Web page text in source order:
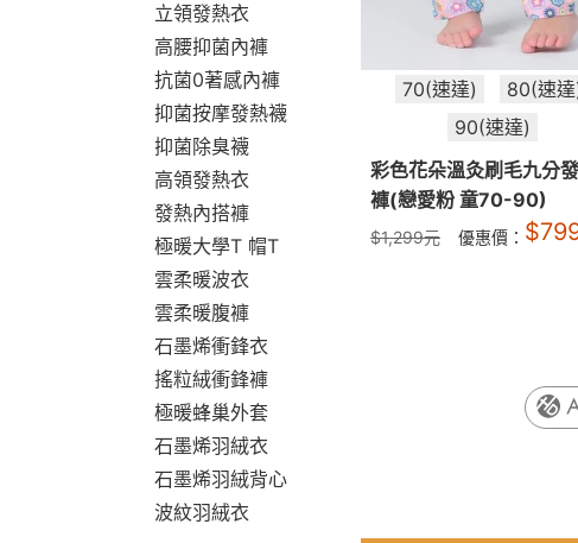
立領發熱衣
高腰抑菌內褲
抗菌0著感內褲
抑菌按摩發熱襪
抑菌除臭襪
高領發熱衣
發熱內搭褲
極暖大學T 帽T
雲柔暖波衣
雲柔暖腹褲
石墨烯衝鋒衣
搖粒絨衝鋒褲
極暖蜂巢外套
石墨烯羽絨衣
石墨烯羽絨背心
波紋羽絨衣
70(速達)
80(速達
90(速達)
彩色花朵溫灸刷毛九分
褲(戀愛粉 童70-90)
$1,299元 優惠價： $